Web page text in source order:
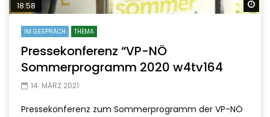
18:58
IM GESPRÄCH THEMA
Pressekonferenz “VP-NÖ
Sommerprogramm 2020 w4tv164
14. MÄRZ 2021
Pressekonferenz zum Sommerprogramm der VP-NÖ